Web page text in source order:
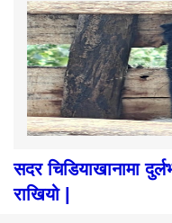
सदर चिडियाखानामा
राखियो |